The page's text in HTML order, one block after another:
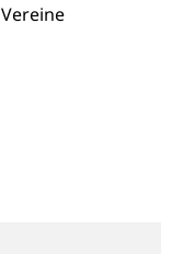
Vereine